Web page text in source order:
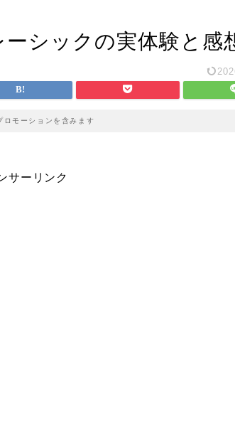
ーシックの実体験と感
ロモーションを含みます
サーリンク